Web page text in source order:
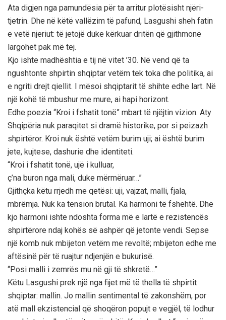
Ata digjen nga pamundësia për ta arritur plotësisht njëri-
tjetrin. Dhe në këtë vallëzim të pafund, Lasgushi sheh fatin
e vetë njeriut: të jetojë duke kërkuar dritën që gjithmonë
largohet pak më tej.
Kjo ishte madhështia e tij në vitet ’30. Në vend që ta
ngushtonte shpirtin shqiptar vetëm tek toka dhe politika, ai
e ngriti drejt qiellit. I mësoi shqiptarit të shihte edhe lart. Në
një kohë të mbushur me mure, ai hapi horizont.
Edhe poezia “Kroi i fshatit tonë” mbart të njëjtin vizion. Aty
Shqipëria nuk paraqitet si dramë historike, por si peizazh
shpirtëror. Kroi nuk është vetëm burim uji; ai është burim
jete, kujtese, dashurie dhe identiteti.
“Kroi i fshatit tonë, ujë i kulluar,
ç’na buron nga mali, duke mërmëruar…”
Gjithçka këtu rrjedh me qetësi: uji, vajzat, malli, fjala,
mbrëmja. Nuk ka tension brutal. Ka harmoni të fshehtë. Dhe
kjo harmoni ishte ndoshta forma më e lartë e rezistencës
shpirtërore ndaj kohës së ashpër që jetonte vendi. Sepse
një komb nuk mbijeton vetëm me revoltë; mbijeton edhe me
aftësinë për të ruajtur ndjenjën e bukurisë.
“Posi malli i zemrës mu në gji të shkretë…”
Këtu Lasgushi prek një nga fijet më të thella të shpirtit
shqiptar: mallin. Jo mallin sentimental të zakonshëm, por
atë mall ekzistencial që shoqëron popujt e vegjël, të lodhur